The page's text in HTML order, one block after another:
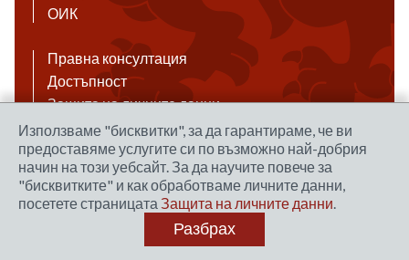
ОИК
Правна консултация
Достъпност
Защита на личните данни
Антикорупция
Връзки
Правила за ползване на сайта
Уеб дизайн и хостинг: NEO MEDIA
Използваме "бисквитки", за да гарантираме, че ви
предоставяме услугите си по възможно най-добрия
начин на този уебсайт. За да научите повече за
"бисквитките" и как обработваме личните данни,
посетете страницата Защита на личните данни.
Разбрах